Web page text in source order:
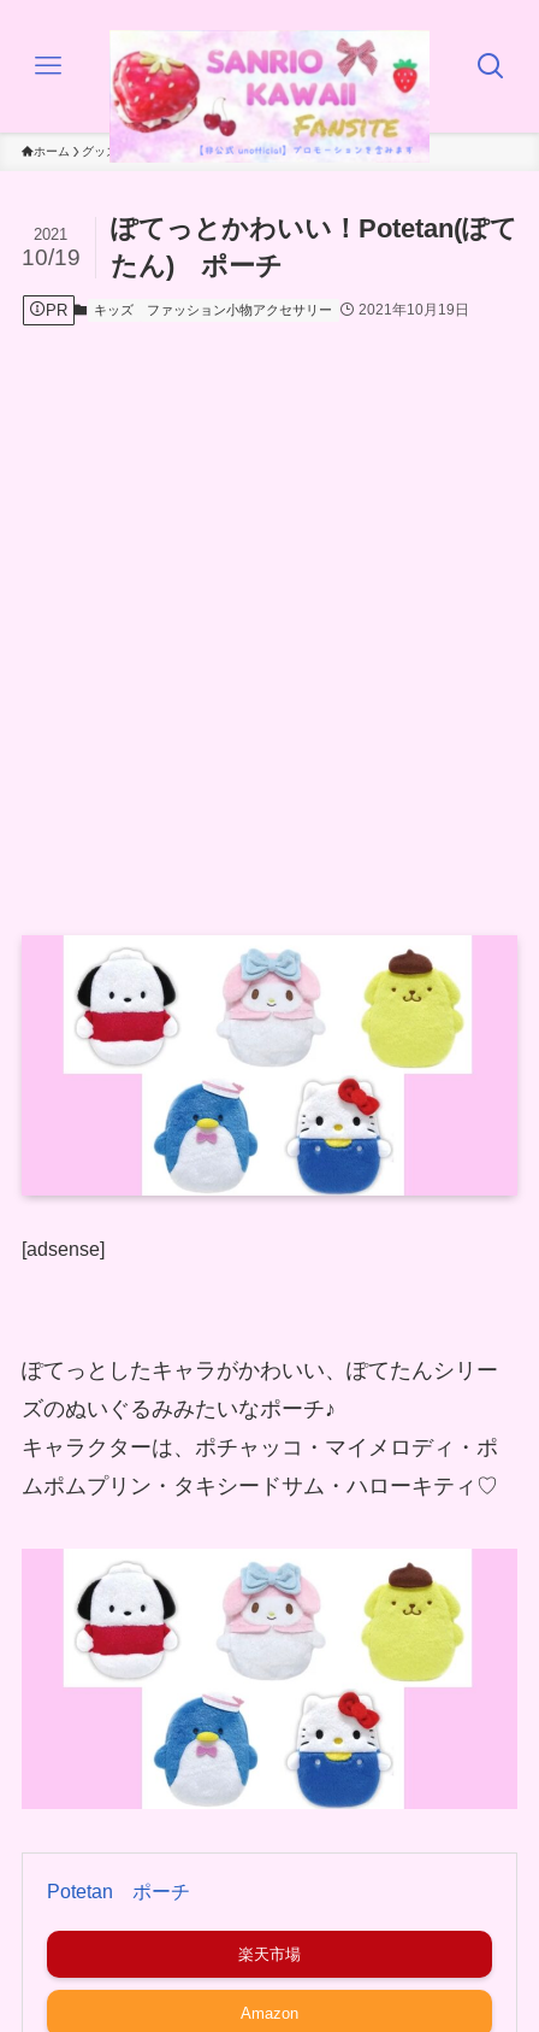
ホーム グッズ キッズ
ぽてっとかわいい！Potetan(ぽて
たん) ポーチ
2021
10/19
PR キッズ ファッション小物アクセサリー 2021年10月19日
[adsense]
ぽてっとしたキャラがかわいい、ぽてたんシリー
ズのぬいぐるみみたいなポーチ♪
キャラクターは、ポチャッコ・マイメロディ・ポ
ムポムプリン・タキシードサム・ハローキティ♡
Potetan ポーチ
楽天市場
Amazon